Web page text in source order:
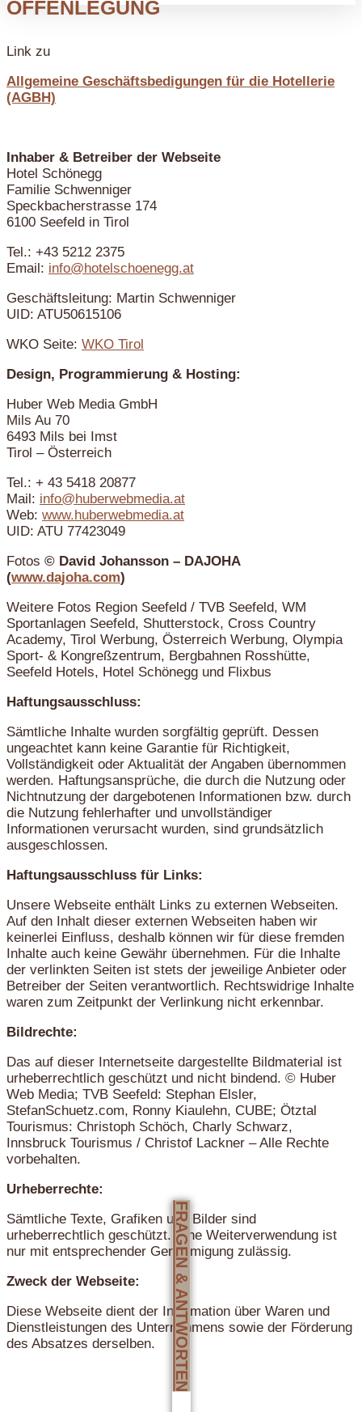
OFFENLEGUNG
Link zu
Allgemeine Geschäftsbedigungen für die Hotellerie
(AGBH)
Inhaber & Betreiber der Webseite
Hotel Schönegg
Familie Schwenniger
Speckbacherstrasse 174
6100 Seefeld in Tirol
Tel.: +43 5212 2375
Email: info@hotelschoenegg.at
Geschäftsleitung: Martin Schwenniger
UID: ATU50615106
WKO Seite: WKO Tirol
Design, Programmierung & Hosting:
Huber Web Media GmbH
Mils Au 70
6493 Mils bei Imst
Tirol – Österreich
Tel.: + 43 5418 20877
Mail: info@huberwebmedia.at
Web: www.huberwebmedia.at
UID: ATU 77423049
Fotos © David Johansson – DAJOHA
(www.dajoha.com)
Weitere Fotos Region Seefeld / TVB Seefeld, WM
Sportanlagen Seefeld, Shutterstock, Cross Country
Academy, Tirol Werbung, Österreich Werbung, Olympia
Sport- & Kongreßzentrum, Bergbahnen Rosshütte,
Seefeld Hotels, Hotel Schönegg und Flixbus
Haftungsausschluss:
Sämtliche Inhalte wurden sorgfältig geprüft. Dessen
ungeachtet kann keine Garantie für Richtigkeit,
Vollständigkeit oder Aktualität der Angaben übernommen
werden. Haftungsansprüche, die durch die Nutzung oder
Nichtnutzung der dargebotenen Informationen bzw. durch
die Nutzung fehlerhafter und unvollständiger
Informationen verursacht wurden, sind grundsätzlich
ausgeschlossen.
Haftungsausschluss für Links:
Unsere Webseite enthält Links zu externen Webseiten.
Auf den Inhalt dieser externen Webseiten haben wir
keinerlei Einfluss, deshalb können wir für diese fremden
Inhalte auch keine Gewähr übernehmen. Für die Inhalte
der verlinkten Seiten ist stets der jeweilige Anbieter oder
Betreiber der Seiten verantwortlich. Rechtswidrige Inhalte
waren zum Zeitpunkt der Verlinkung nicht erkennbar.
Bildrechte:
Das auf dieser Internetseite dargestellte Bildmaterial ist
urheberrechtlich geschützt und nicht bindend. © Huber
Web Media; TVB Seefeld: Stephan Elsler,
StefanSchuetz.com, Ronny Kiaulehn, CUBE; Ötztal
Tourismus: Christoph Schöch, Charly Schwarz,
Innsbruck Tourismus / Christof Lackner – Alle Rechte
vorbehalten.
Urheberrechte:
Sämtliche Texte, Grafiken und Bilder sind
urheberrechtlich geschützt. Eine Weiterverwendung ist
nur mit entsprechender Genehmigung zulässig.
Zweck der Webseite:
Diese Webseite dient der Information über Waren und
Dienstleistungen des Unternehmens sowie der Förderung
des Absatzes derselben.
FRAGEN & ANTWORTEN